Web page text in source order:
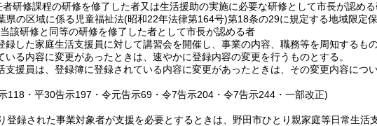
研修課程の研修を修了した者又は生活援助の実施に必要な研修として市長が認め
県の区域に係る児童福祉法(昭和22年法律第164号)第18条の29に規定する地域限定
該研修と同等の研修を修了した者として市長が認める者
録した家庭生活支援員に対して講習会を開催し、事業の内容、職務等を周知するもの
る内容に変更があったときは、速やかに登録内容の変更を行うものとする。
支援員は、登録簿に登録されている内容に変更があったときは、その変更内容につ
118・平30告示197・令元告示69・令7告示204・令7告示244・一部改正)
登録された事業対象者が支援を必要とするときは、野田市ひとり親家庭等日常生活